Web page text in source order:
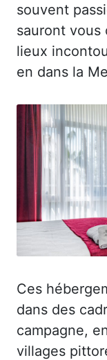
souvent
sauront vous
lieux
en dans la
Ces
dans des
campagne,
villages